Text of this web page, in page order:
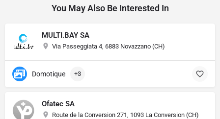
You May Also Be Interested In
MULTI.BAY SA
Via Passeggiata 4, 6883 Novazzano (CH)
Domotique +3
Ofatec SA
Route de la Conversion 271, 1093 La Conversion (CH)